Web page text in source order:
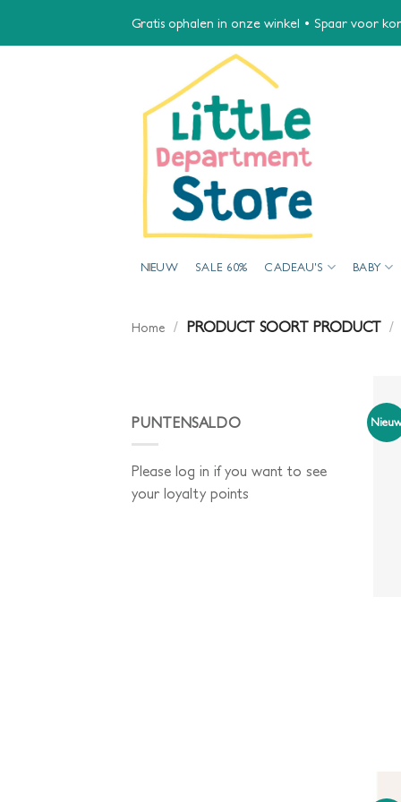
Gratis ophalen in onze winkel • Spaar voor
NIEUW SALE 60% CADEAU’S BABY
Home / PRODUCT SOORT PRODUCT /
PUNTENSALDO
Please log in if you want to see
your loyalty points